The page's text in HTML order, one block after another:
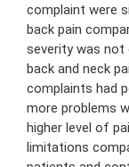
complaint were
back pain
severity was
back and neck
complaints had
more problems
higher level of
limitations